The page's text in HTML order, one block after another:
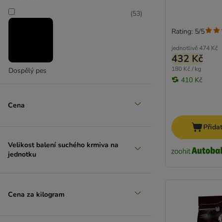
Greenwoods
Happy Dog
JULIUS-K9
MAC's
Dospělý pes
(53)
Cena
Velikost balení suchého krmiva na
jednotku
Cena za kilogram
jednotlivě474 Kč
432 Kč
180 Kč / kg
410 Kč
Rating: 5/5